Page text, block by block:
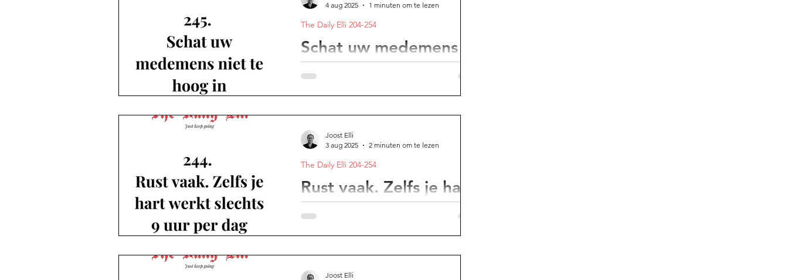
De blogs | Deel 6 Eddy
Single
Podcast De blogs
The Daily Elli 351-366
Schat uw medemens
niet te hoog in
The Daily Elli 204-254
4 aug 2025
1 minuten om te lezen
Rust vaak. Zelfs je hart
werkt slechts 9 uur per
Loop geen marathons. Trek sprintjes.
The Daily Elli 204-254
Joost Elli
3 aug 2025
2 minuten om te lezen
Joost Elli